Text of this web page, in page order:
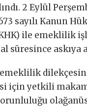
2 Eylül
sayılı Kanun
ile emeklilik
süresince askıya
emeklilik
için yetkili